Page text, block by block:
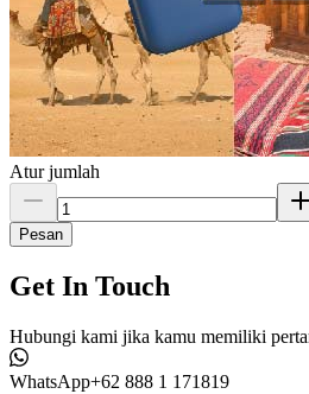
Atur jumlah
Pesan
Get In Touch
Hubungi kami jika kamu memiliki
WhatsApp+62 888 1 171819